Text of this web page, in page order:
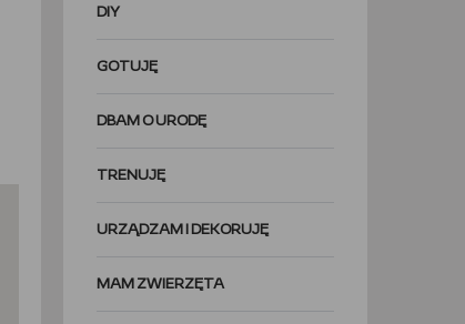
DIY
GOTUJĘ
DBAM O URODĘ
TRENUJĘ
URZĄDZAM I DEKORUJĘ
MAM ZWIERZĘTA